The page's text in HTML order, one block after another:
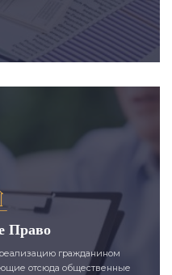
Право
гражданином
отсюда общественные